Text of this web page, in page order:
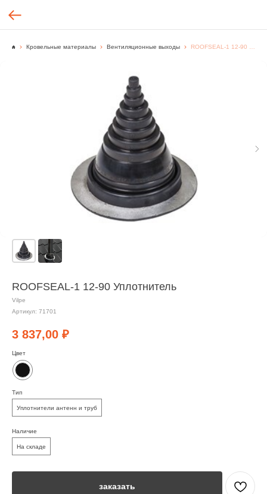
Кровельные материалы Вентиляционные выходы
ROOFSEAL-1 12-90 Уплотнитель
Vilpe
Артикул: 71701
3 837,00 ₽
Цвет
Тип
Уплотнители антенн и труб
Наличие
На складе
заказать